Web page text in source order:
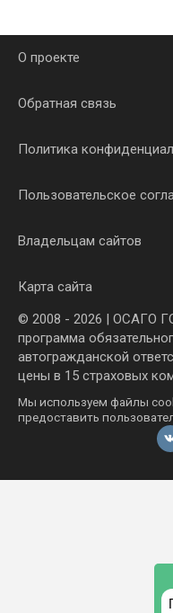
О проекте
Обратная связь
Политика
Пользовательское
Владельцам сайтов
Карта сайта
© 2008 - 2026 | ОСАГО
программа
автогражданской
цены в 15 страховых
Мы используем файлы
предоставить